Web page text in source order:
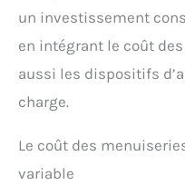
un investissement
en intégrant le coût
aussi les dispositifs
charge.
Le coût des
variable